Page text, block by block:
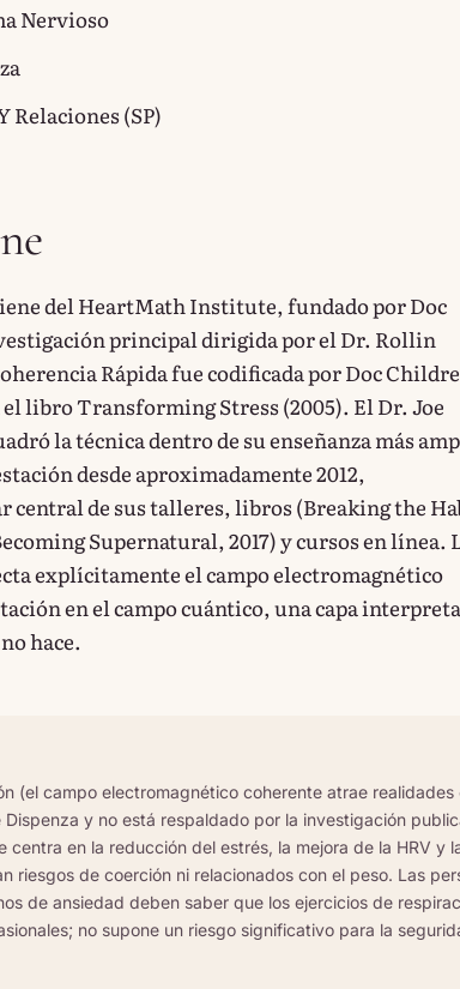
Nervioso
Relaciones (SP)
del HeartMath Institute, fundado por Doc
principal dirigida por el Dr. Rollin
Rápida fue codificada por Doc
libro Transforming Stress (2005). El Dr. Joe
la técnica dentro de su enseñanza más
desde aproximadamente 2012,
de sus talleres, libros (Breaking the
Supernatural, 2017) y cursos en línea.
explícitamente el campo electromagnético
en el campo cuántico, una capa
hace.
(el campo electromagnético coherente atrae realidades
y no está respaldado por la investigación
centra en la reducción del estrés, la mejora de la HRV y
riesgos de coerción ni relacionados con el peso. Las
de ansiedad deben saber que los ejercicios de
no supone un riesgo significativo para la